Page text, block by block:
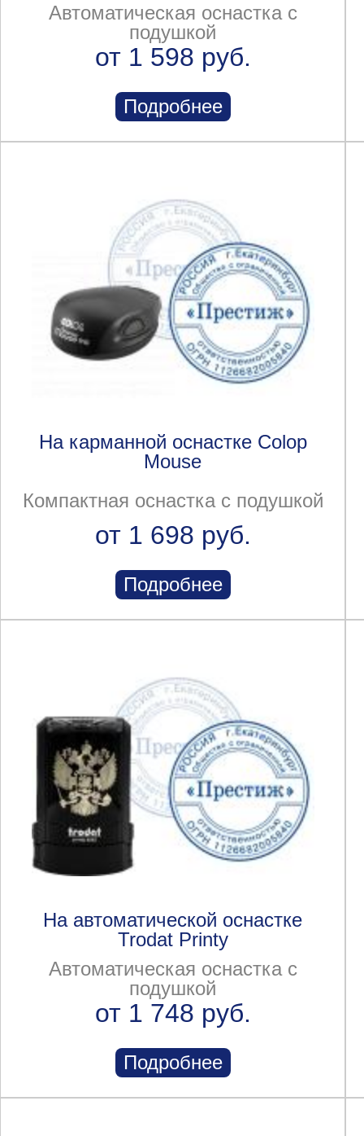
Автоматическая оснастка с
подушкой
от 1 598 руб.
Подробнее
На карманной оснастке Colop
Mouse
Компактная оснастка с подушкой
от 1 698 руб.
Подробнее
На автоматической оснастке
Trodat Printy
Автоматическая оснастка с
подушкой
от 1 748 руб.
Подробнее